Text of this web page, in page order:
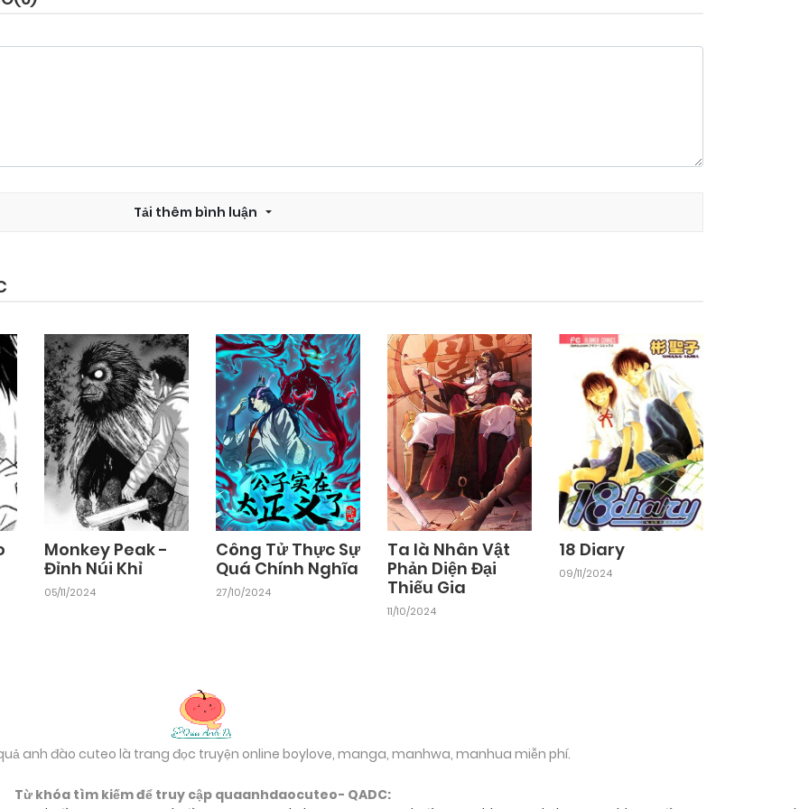
Chapter 15
Chapter 11 29/10/2024
Chapter 9 29/10/2024
Chapter 7 29/10/2024
Chapter 5 29/10/2024
Chapter 3
Tải thêm bình luận
Monkey Peak -
Đỉnh Núi Khỉ
05/11/2024
Công Tử Thực Sự
Quá Chính Nghĩa
27/10/2024
Ta là Nhân Vật
Phản Diện Đại
Thiếu Gia
11/10/2024
18 Diary
09/11/2024
anh đào cuteo là trang đọc truyện online boylove, manga, manhwa, manhua miễn phí.
Từ khóa tìm kiếm để truy cập quaanhdaocuteo- QADC: